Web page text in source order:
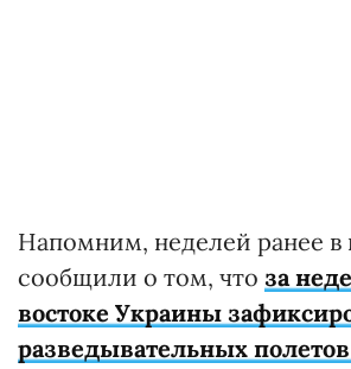
Напомним, неделей ранее в
сообщили о том, что за
востоке Украины
разведывательных